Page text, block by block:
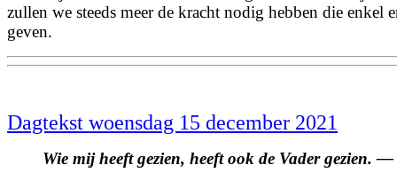
zullen we steeds meer de kracht nodig hebben die enkel
geven.
Dagtekst woensdag 15 december 2021
Wie mij heeft gezien, heeft ook de Vader gezien. —